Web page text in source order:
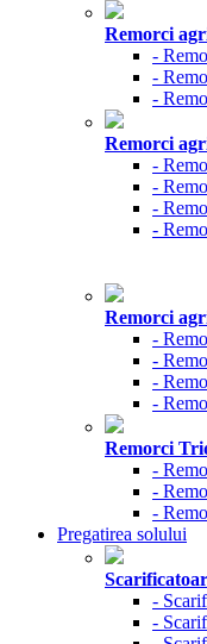
Remorci
-
-
-
Remorci
-
-
-
-
Remorci
-
-
-
-
Remorci
-
-
-
Pregatirea solului
-
-